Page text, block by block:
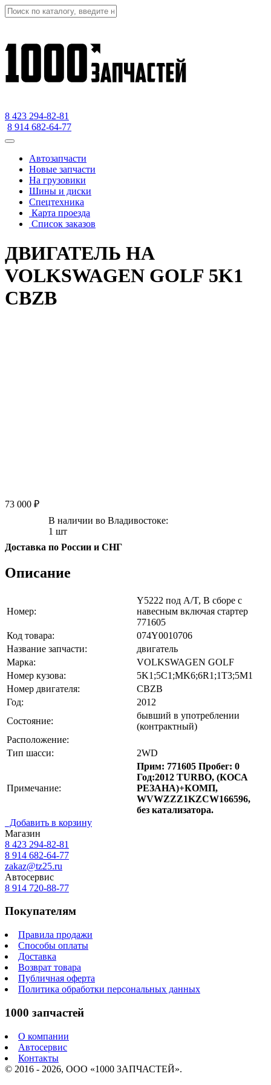
8 423 294-82-81
8 914 682-64-77
Автозапчасти
Новые запчасти
На грузовики
Шины и диски
Спецтехника
Карта проезда
Список заказов
ДВИГАТЕЛЬ НА
VOLKSWAGEN GOLF 5K1
CBZB
73 000 ₽
В наличии во Владивостоке:
1 шт
Доставка по России и СНГ
Описание
Номер:
Y5222 под A/T, В сборе с
навесным включая стартер
771605
Код товара:
074Y0010706
Название запчасти:
двигатель
Марка:
VOLKSWAGEN GOLF
Номер кузова:
5K1;5C1;MK6;6R1;1T3;5M1
Номер двигателя:
CBZB
Год:
2012
Состояние:
бывший в употреблении
(контрактный)
Расположение:
Тип шасси:
2WD
Примечание:
Прим: 771605 Пробег: 0
Год:2012 TURBO, (КОСА
РЕЗАНА)+КОМП,
WVWZZZ1KZCW166596,
без катализатора.
Добавить в корзину
Магазин
8 423 294-82-81
8 914 682-64-77
zakaz@tz25.ru
Автосервис
8 914 720-88-77
Покупателям
Правила продажи
Способы оплаты
Доставка
Возврат товара
Публичная оферта
Политика обработки персональных данных
1000 запчастей
О компании
Автосервис
Контакты
© 2016 - 2026, ООО «1000 ЗАПЧАСТЕЙ».